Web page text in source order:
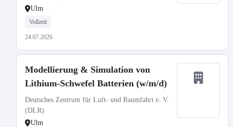
Ulm
Vollzeit
24.07.2026
Modellierung & Simulation von
Lithium-Schwefel Batterien (w/m/d)
Deutsches Zentrum für Luft- und Raumfahrt e. V.
(DLR)
Ulm